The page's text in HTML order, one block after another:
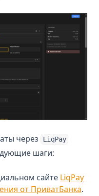
через LiqPay
шаги:
сайте LiqPay
от ПриватБанка.